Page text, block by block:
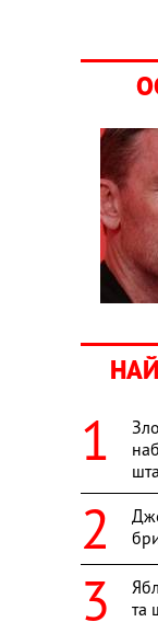
та